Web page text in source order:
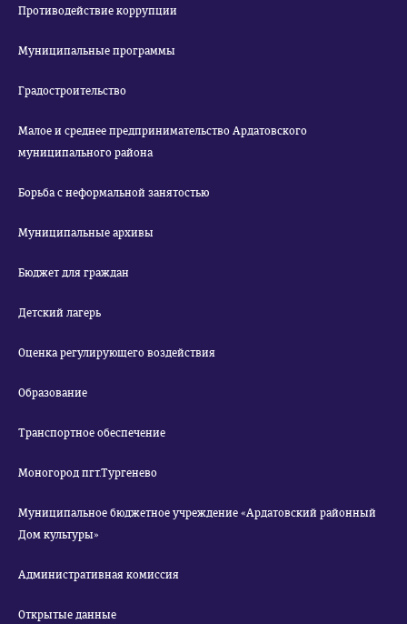
Противодействие коррупции
Муниципальные программы
Градостроительство
Малое и среднее предпринимательство Ардатовского
муниципального района
Борьба с неформальной занятостью
Муниципальные архивы
Бюджет для граждан
Детский лагерь
Оценка регулирующего воздействия
Образование
Транспортное обеспечение
Моногород пгт.Тургенево
Муниципальное бюджетное учреждение «Ардатовский районный
Дом культуры»
Административная комиссия
Открытые данные